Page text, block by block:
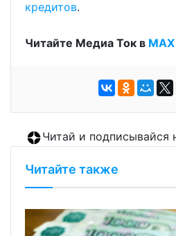
кредитов.
Читайте Медиа Ток в МАХ
Читай и подписывайся
Читайте также